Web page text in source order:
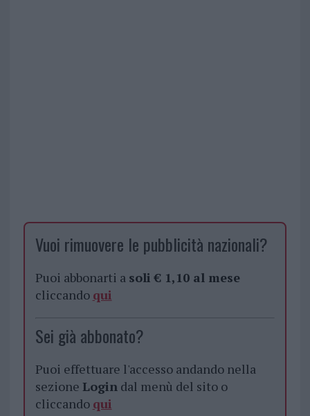
Vuoi rimuovere le pubblicità nazionali?
Puoi abbonarti a soli € 1,10 al mese
cliccando qui
Sei già abbonato?
Puoi effettuare l'accesso andando nella
sezione Logindal menù del sito o
cliccando qui